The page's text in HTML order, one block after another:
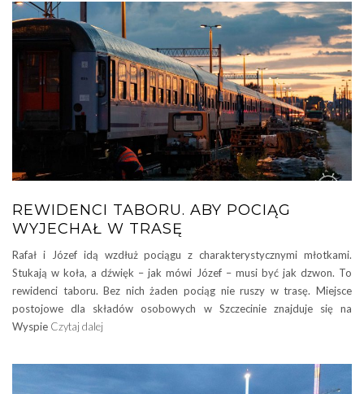
REWIDENCI TABORU. ABY POCIĄG
WYJECHAŁ W TRASĘ
Rafał i Józef idą wzdłuż pociągu z charakterystycznymi młotkami.
Stukają w koła, a dźwięk – jak mówi Józef – musi być jak dzwon. To
rewidenci taboru. Bez nich żaden pociąg nie ruszy w trasę. Miejsce
postojowe dla składów osobowych w Szczecinie znajduje się na
Wyspie Czytaj dalej